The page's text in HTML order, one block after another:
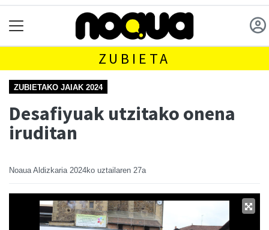
ZUBIETA
ZUBIETAKO JAIAK 2024
Desafiyuak utzitako onena
iruditan
Noaua Aldizkaria 2024ko uztailaren 27a